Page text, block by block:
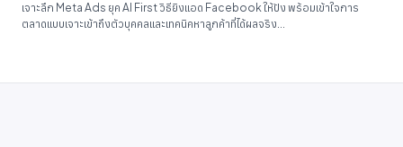
เจาะลึก Meta Ads ยุค AI First วิธียิงแอด Facebook ให้ปัง พร้อมเข้าใจการ
ตลาดแบบเจาะเข้าถึงตัวบุคคลและเทคนิคหาลูกค้าที่ได้ผลจริง...